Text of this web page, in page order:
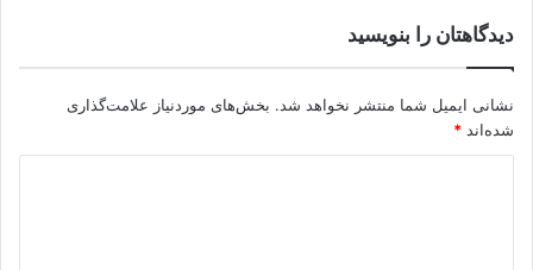
دیدگاهتان را بنویسید
نشانی ایمیل شما منتشر نخواهد شد. بخش‌های موردنیاز علامت‌گذاری
شده‌اند *